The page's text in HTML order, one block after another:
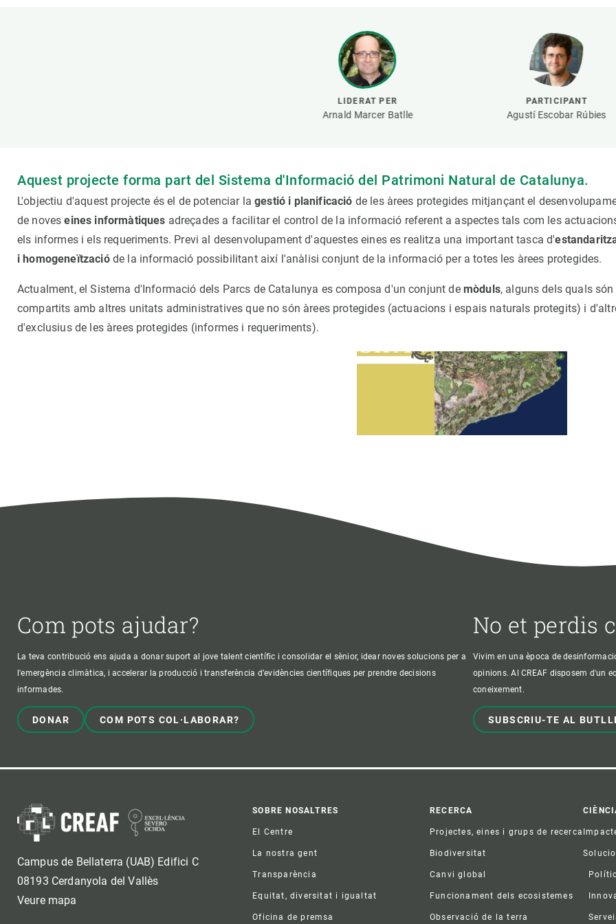
LIDERAT PER
Arnald Marcer Batlle
PARTICIPANT
Agustí Escobar Rúbies
Aquest projecte forma part del Sistema d'Informació del Patrimoni Natural de Catalunya.
L'objectiu d'aquest projecte és el de potenciar lagestió i planificació de les àrees protegides mitjançant el
de noveseines informàtiques adreçades a facilitar el control de la informació referent a aspectes tals com les
els informes i els requeriments. Previ al desenvolupament d'aquestes eines es realitza una important tasca d'
i homogeneïtzacióde la informació possibilitant així l'anàlisi conjunt de la informació per a totes les àrees protegides.
Actualment, el Sistema d'Informació dels Parcs de Catalunya es composa d'un conjunt de mòduls, alguns dels quals són
compartits amb altres unitats administratives que no són àrees protegides (actuacions i espais naturals protegits) i
d'exclusius de les àrees protegides (informes i requeriments).
Com pots ajudar?
La teva contribució ens ajuda a donar suport al jove talent científic i consolidar el sènior, idear noves solucions per a
l'emergència climàtica, i accelerar la producció i transferència d’evidències científiques per prendre decisions
informades.
DONAR COM POTS COL·LABORAR?
No et perdis
Vivim en una època de
opinions. Al CREAF disposem d'un
coneixement.
SUBSCRIU-TE AL
Campus de Bellaterra (UAB) Edifici C
08193 Cerdanyola del Vallès
Veure mapa
Footer
SOBRE NOSALTRES
El Centre
La nostra gent
Transparència
Equitat, diversitat i igualtat
Oficina de premsa
RECERCA
Projectes, eines i grups de recerca
Biodiversitat
Canvi global
Funcionament dels ecosistemes
Observació de la terra
Segell de bones pràctiques HRS4R
Un lloc on créixer
Desenvolupament de carrera
Seminaris i activitats internes